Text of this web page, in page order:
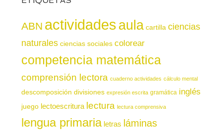
ABN actividadesaula cartilla ciencias
naturales ciencias sociales colorear
competencia matemática
comprensión lectora cuaderno actividades cálculo mental
descomposición divisiones expresión escrita gramática inglés
juego lectoescritura lectura lectura comprensiva
lengua primaria letras láminas